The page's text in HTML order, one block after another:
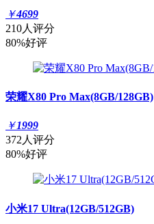
￥4699
210人评分
80%好评
荣耀X80 Pro Max(8GB/128GB)
￥1999
372人评分
80%好评
小米17 Ultra(12GB/512GB)